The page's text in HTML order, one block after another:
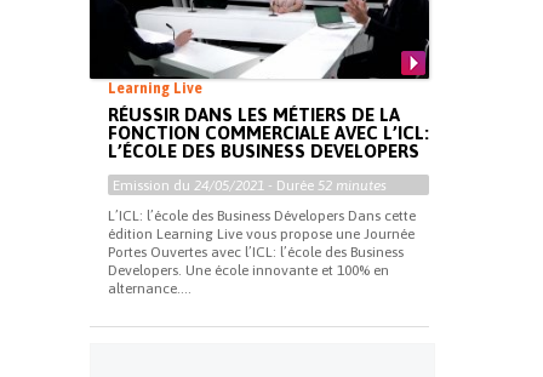
Learning Live
RÉUSSIR DANS LES MÉTIERS DE LA
FONCTION COMMERCIALE AVEC L’ICL:
L’ÉCOLE DES BUSINESS DEVELOPERS
Emission du 24/05/2021 - Durée 52 minutes
L’ICL: l’école des Business Dévelopers Dans cette
édition Learning Live vous propose une Journée
Portes Ouvertes avec l’ICL: l’école des Business
Developers. Une école innovante et 100% en
alternance....